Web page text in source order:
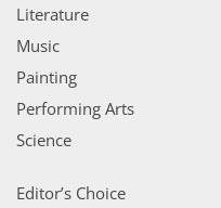
Literature
Music
Painting
Performing Arts
Science
Editor’s Choice